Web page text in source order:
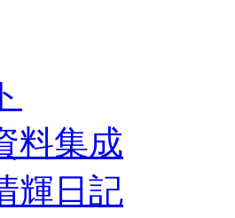
料集成
輝日記